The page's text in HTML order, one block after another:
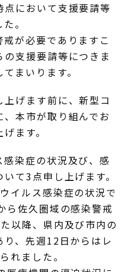
において支援要請等
。
が必要でありますこ
支援要請等につきま
まいります。
げます前に、新型コ
本市が取り組んでお
ます。
染症の状況及び、感
て3点申し上げます。
イルス感染症の状況で
ら佐久圏域の感染警戒
以降、県内及び市内の
、先週12日からはレ
れました。